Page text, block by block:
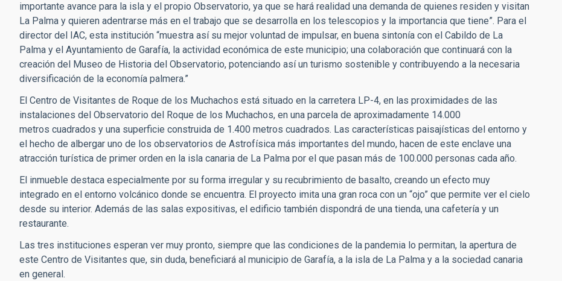
importante avance para la isla y el propio Observatorio, ya que se hará realidad una demanda de quienes residen y visitan
La Palma y quieren adentrarse más en el trabajo que se desarrolla en los telescopios y la importancia que tiene”. Para el
director del IAC, esta institución “muestra así su mejor voluntad de impulsar, en buena sintonía con el Cabildo de La
Palma y el Ayuntamiento de Garafía, la actividad económica de este municipio; una colaboración que continuará con la
creación del Museo de Historia del Observatorio, potenciando así un turismo sostenible y contribuyendo a la necesaria
diversificación de la economía palmera.”
El Centro de Visitantes de Roque de los Muchachos está situado en la carretera LP-4, en las proximidades de las
instalaciones del Observatorio del Roque de los Muchachos, en una parcela de aproximadamente 14.000
metros cuadrados y una superficie construida de 1.400 metros cuadrados. Las características paisajísticas del entorno y
el hecho de albergar uno de los observatorios de Astrofísica más importantes del mundo, hacen de este enclave una
atracción turística de primer orden en la isla canaria de La Palma por el que pasan más de 100.000 personas cada año.
El inmueble destaca especialmente por su forma irregular y su recubrimiento de basalto, creando un efecto muy
integrado en el entorno volcánico donde se encuentra. El proyecto imita una gran roca con un “ojo” que permite ver el cielo
desde su interior. Además de las salas expositivas, el edificio también dispondrá de una tienda, una cafetería y un
restaurante.
Las tres instituciones esperan ver muy pronto, siempre que las condiciones de la pandemia lo permitan, la apertura de
este Centro de Visitantes que, sin duda, beneficiará al municipio de Garafía, a la isla de La Palma y a la sociedad canaria
en general.